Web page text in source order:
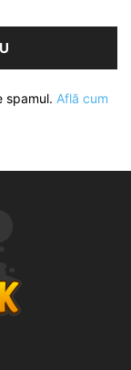
spamul. Află cum